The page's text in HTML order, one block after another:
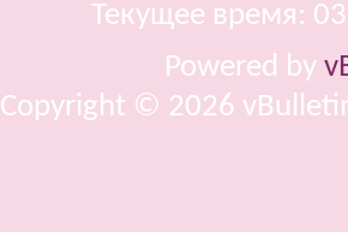
Текущее время:
Powered by
Copyright © 2026